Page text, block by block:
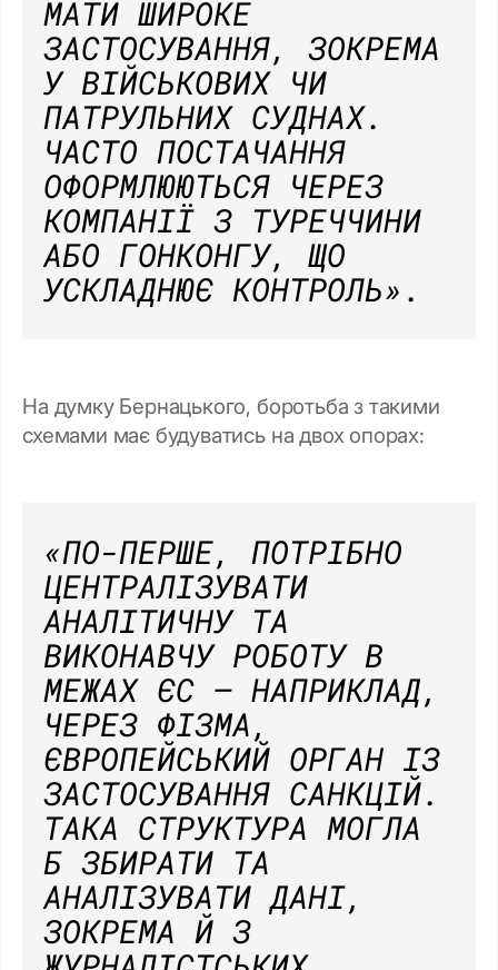
МАТИ ШИРОКЕ
ЗАСТОСУВАННЯ, ЗОКРЕМА
У ВІЙСЬКОВИХ ЧИ
ПАТРУЛЬНИХ СУДНАХ.
ЧАСТО ПОСТАЧАННЯ
ОФОРМЛЮЮТЬСЯ ЧЕРЕЗ
КОМПАНІЇ З ТУРЕЧЧИНИ
АБО ГОНКОНГУ, ЩО
УСКЛАДНЮЄ КОНТРОЛЬ» .
На думку Бернацького, боротьба з такими
схемами має будуватись на двох опорах:
«ПО-ПЕРШЕ, ПОТРІБНО
ЦЕНТРАЛІЗУВАТИ
АНАЛІТИЧНУ ТА
ВИКОНАВЧУ РОБОТУ В
МЕЖАХ ЄС — НАПРИКЛАД,
ЧЕРЕЗ ФІЗМА,
ЄВРОПЕЙСЬКИЙ ОРГАН ІЗ
ЗАСТОСУВАННЯ САНКЦІЙ.
ТАКА СТРУКТУРА МОГЛА
Б ЗБИРАТИ ТА
АНАЛІЗУВАТИ ДАНІ,
ЗОКРЕМА Й З